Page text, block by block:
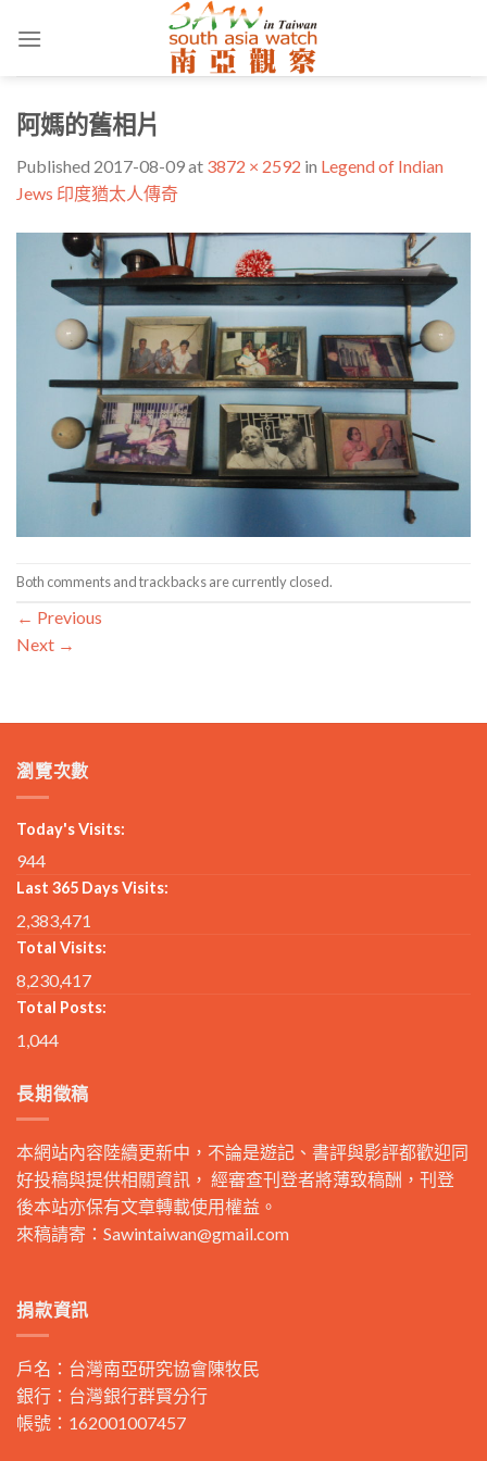
阿媽的舊相片
Published 2017-08-09at 3872 × 2592 in Legend of Indian
Jews 印度猶太人傳奇
Both comments and trackbacks are currently closed.
← Previous
Next →
瀏覽次數
Today's Visits:
944
Last 365 Days Visits:
2,383,471
Total Visits:
8,230,417
Total Posts:
1,044
長期徵稿
本網站內容陸續更新中，不論是遊記、書評與影評都歡迎同
好投稿與提供相關資訊， 經審查刊登者將薄致稿酬，刊登
後本站亦保有文章轉載使用權益。
來稿請寄： Sawintaiwan@gmail.com
捐款資訊
戶名：台灣南亞研究協會陳牧民
銀行：台灣銀行群賢分行
帳號：162001007457